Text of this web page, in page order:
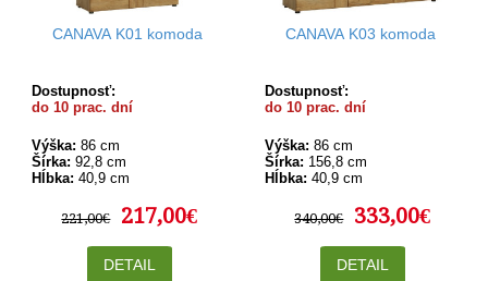
CANAVA K01 komoda
Dostupnosť:
do 10 prac. dní
Výška: 86 cm
Šírka: 92,8 cm
Hĺbka: 40,9 cm
221,00€ 217,00€
DETAIL
CANAVA K03 komoda
Dostupnosť:
do 10 prac. dní
Výška: 86 cm
Šírka: 156,8 cm
Hĺbka: 40,9 cm
340,00€ 333,00€
DETAIL